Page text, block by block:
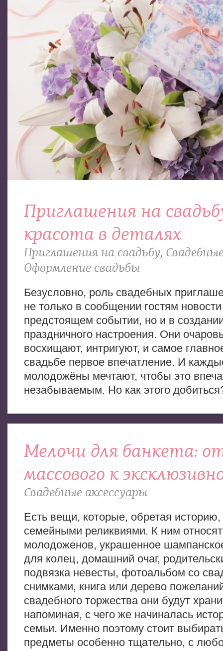
Приглашения на
красота в деталях
Приглашения на свадьбу,
Оформление свадьбы
Безусловно, роль свадебных
не только в сообщении гостям
предстоящем событии, но и в
праздничного настроения. Они
восхищают, интригуют, и самое
свадьбе первое впечатление. И
молодожёны мечтают, чтобы это
незабываемым. Но как этого
Мелочи для банкета:
массового к
Свадебные аксессуары
Есть вещи, которые, обретая историю,
семейными реликвиями. К ним
молодоженов, украшенное
для колец, домашний очаг,
подвязка невесты, фотоальбом со
снимками, книга или дерево
свадебного торжества они будут
напоминая, с чего же начиналась
семьи. Именно поэтому стоит
предметы особенно тщательно, с